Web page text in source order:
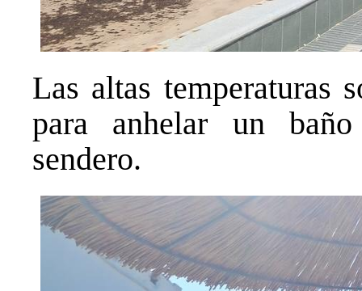
Las altas temperaturas
para anhelar un
sendero.